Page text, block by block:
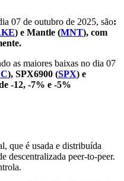
07 de outubro de 2025, são:
) e Mantle (MNT), com
as maiores baixas no dia 07
), SPX6900 (SPX) e
-12, -7% e -5%
que é usada e distribuída
descentralizada peer-to-peer.